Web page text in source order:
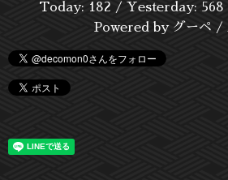
Today: 182 / Yesterday: 568
Powered by グーペ /